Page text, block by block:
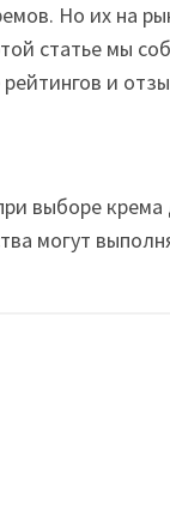
Но их на
статье мы
и
выборе
могут